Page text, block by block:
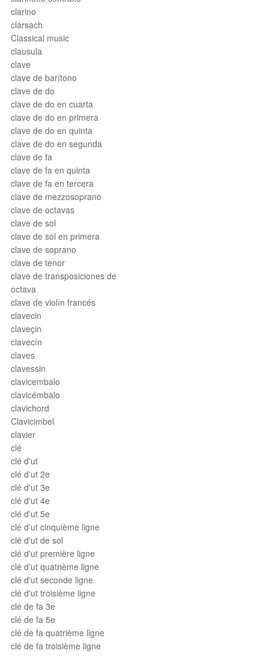
clarino
clársach
Classical music
clausula
clave
clave de barítono
clave de do
clave de do en cuarta
clave de do en primera
clave de do en quinta
clave de do en segunda
clave de fa
clave de fa en quinta
clave de fa en tercera
clave de mezzosoprano
clave de octavas
clave de sol
clave de sol en primera
clave de soprano
clave de tenor
clave de transposiciones de
octava
clave de violín francés
clavecin
claveçin
clavecín
claves
clavessin
clavicembalo
clavicémbalo
clavichord
Clavicimbel
clavier
clé
clé d'ut
clé d'ut 2e
clé d'ut 3e
clé d'ut 4e
clé d'ut 5e
clé d'ut cinquième ligne
clé d'ut de sol
clé d'ut première ligne
clé d'ut quatrième ligne
clé d'ut seconde ligne
clé d'ut troisième ligne
clé de fa 3e
clé de fa 5e
clé de fa quatrième ligne
clé de fa troisième ligne